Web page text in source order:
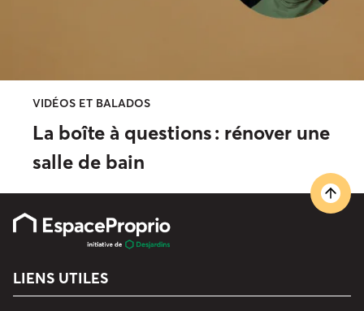
VIDÉOS ET BALADOS
La boîte à questions : rénover une
salle de bain
LIENS UTILES